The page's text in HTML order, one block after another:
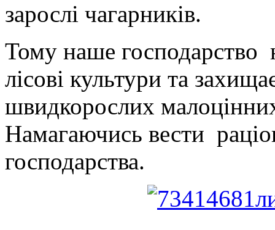
зарослі чагарників.
Тому наше господарство
лісові культури та
швидкорослих
Намагаючись вести
господарства.